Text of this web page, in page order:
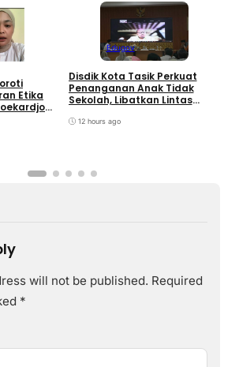
Etika
Edugov
Disdik Kota Tasik Perkuat
Penanganan Anak Tidak
Sekolah, Libatkan Lintas
Muhammadiyah. Wali Kota
12 hours ago
will not be published. Required
*